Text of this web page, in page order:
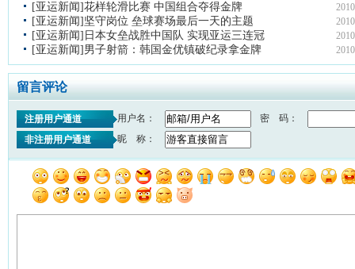
[亚运新闻]花样轮滑比赛 中国组合夺得金牌
[亚运新闻]坚守岗位 垒球赛场最后一天的主题
[亚运新闻]日本女垒战胜中国队 实现亚运三连冠
[亚运新闻]男子射箭：韩国金优镇破纪录拿金牌
留言评论
注册用户通道 用户名：
密 码：
非注册用户通道
昵 称：